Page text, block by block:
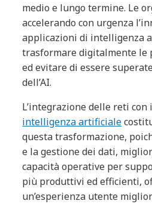
medio e lungo termine. Le
accelerando con urgenza
applicazioni di intelligenza
trasformare digitalmente le
ed evitare di essere
dell’AI.
L’integrazione delle reti con
intelligenza artificiale
questa trasformazione,
e la gestione dei dati,
capacità operative per
più produttivi ed efficienti,
un’esperienza utente